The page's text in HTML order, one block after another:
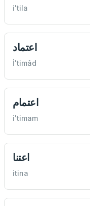
i'tila
اعتماد
İ'timâd
اعتمام
i'timam
اعتنا
itina